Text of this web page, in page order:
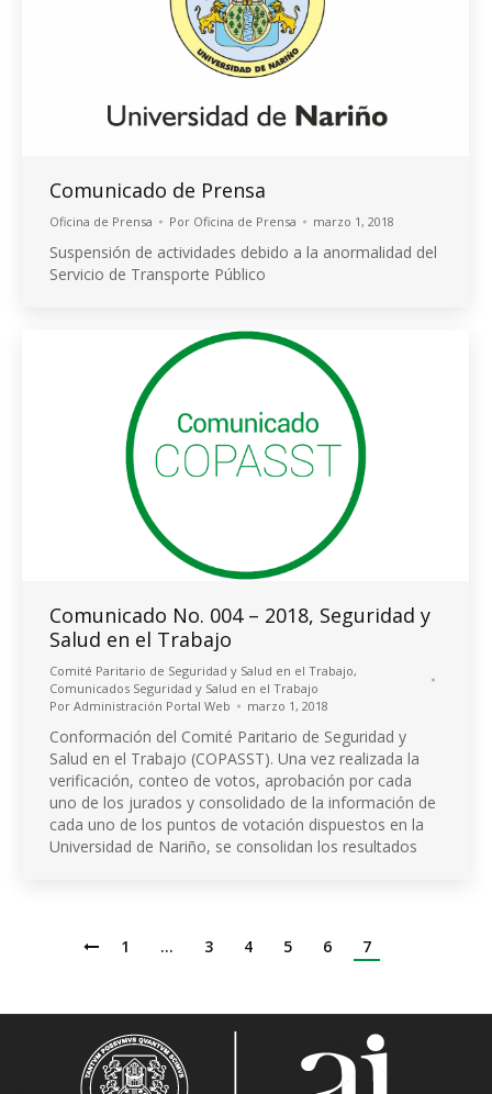
Comunicado de Prensa
Oficina de Prensa Por Oficina de Prensa marzo 1, 2018
Suspensión de actividades debido a la anormalidad del
Servicio de Transporte Público
Comunicado No. 004 – 2018, Seguridad y
Salud en el Trabajo
Comité Paritario de Seguridad y Salud en el Trabajo,
Comunicados Seguridad y Salud en el Trabajo
Por Administración Portal Web marzo 1, 2018
Conformación del Comité Paritario de Seguridad y
Salud en el Trabajo (COPASST). Una vez realizada la
verificación, conteo de votos, aprobación por cada
uno de los jurados y consolidado de la información de
cada uno de los puntos de votación dispuestos en la
Universidad de Nariño, se consolidan los resultados
1 … 3 4 5 6 7